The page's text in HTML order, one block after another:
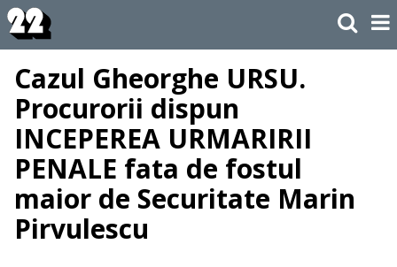
Cazul Gheorghe URSU.
Procurorii dispun
INCEPEREA URMARIRII
PENALE fata de fostul
maior de Securitate Marin
Pirvulescu